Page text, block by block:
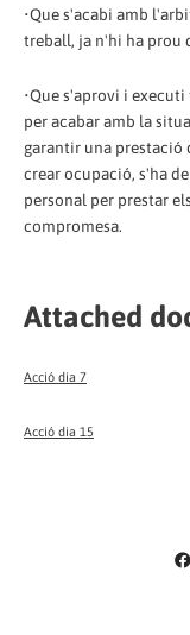
•Que s'acabi amb
treball, ja n'hi ha prou
•Que s'aprovi i
per acabar amb la
garantir una prestació
crear ocupació, s'ha
personal per prestar
compromesa.
Attached
Acció dia 7
Acció dia 15